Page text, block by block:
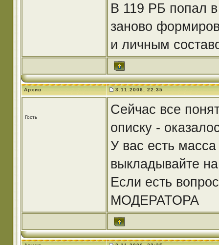
В 119 РБ попал в
заново
и личным
Архив 3.11.2006, 22:35
Гость
Сейчас все
описку -
У вас есть
выкладывайте
Если есть
МОДЕРАТОРА